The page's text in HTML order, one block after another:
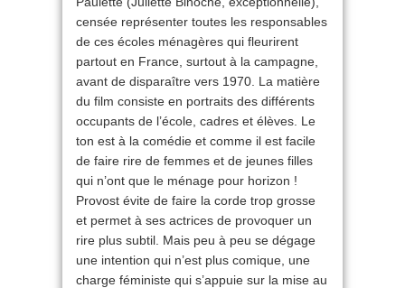
censée représenter toutes les responsables
de ces écoles ménagères qui fleurirent
partout en France, surtout à la campagne,
avant de disparaître vers 1970. La matière
du film consiste en portraits des différents
occupants de l’école, cadres et élèves. Le
ton est à la comédie et comme il est facile
de faire rire de femmes et de jeunes filles
qui n’ont que le ménage pour horizon !
Provost évite de faire la corde trop grosse
et permet à ses actrices de provoquer un
rire plus subtil. Mais peu à peu se dégage
une intention qui n’est plus comique, une
charge féministe qui s’appuie sur la mise au